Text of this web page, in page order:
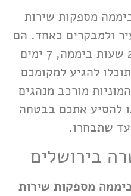
ירושלים 24/7 ביממה מספקות שירות
ולמבקרים כאחד. הם
פועלים סביב השעון, 24 שעות ביממה, 7 ימים
להגיע למקומכם
מורכב מנהגים
להסיע אתכם בבטחה
שתבחרו.
בירושלים
ירושלים 24/7 ביממה מספקות שירות